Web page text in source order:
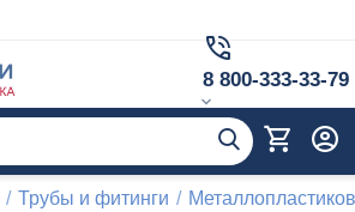
8 800-333-33-79
/ Трубы и фитинги /